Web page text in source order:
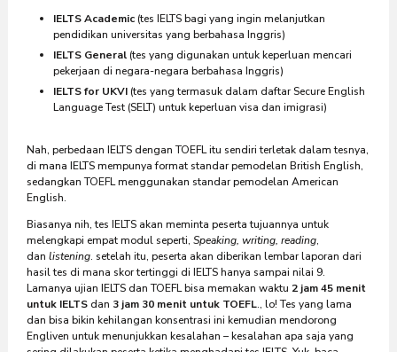
IELTS Academic(tes IELTS bagi yang ingin melanjutkan
pendidikan universitas yang berbahasa Inggris)
IELTS General(tes yang digunakan untuk keperluan mencari
pekerjaan di negara-negara berbahasa Inggris)
IELTS for UKVI(tes yang termasuk dalam daftar Secure English
Language Test (SELT) untuk keperluan visa dan imigrasi)
Nah, perbedaan IELTS dengan TOEFL itu sendiri terletak dalam tesnya,
di mana IELTS mempunya format standar pemodelan British English,
sedangkan TOEFL menggunakan standar pemodelan American
English.
Biasanya nih, tes IELTS akan meminta peserta tujuannya untuk
melengkapi empat modul seperti,Speaking, writing, reading,
danlistening. setelah itu, peserta akan diberikan lembar laporan dari
hasil tes di mana skor tertinggi di IELTS hanya sampai nilai 9.
Lamanya ujian IELTS dan TOEFL bisa memakan waktu 2 jam 45 menit
untuk IELTS dan 3 jam 30 menit untuk TOEFL., lo! Tes yang lama
dan bisa bikin kehilangan konsentrasi ini kemudian mendorong
Engliven untuk menunjukkan kesalahan – kesalahan apa saja yang